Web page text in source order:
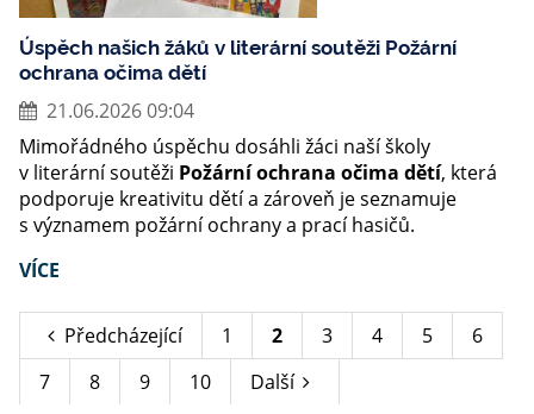
Úspěch našich žáků v literární soutěži Požární
ochrana očima dětí
21.06.2026 09:04
Mimořádného úspěchu dosáhli žáci naší školy
v literární soutěži Požární ochrana očima dětí, která
podporuje kreativitu dětí a zároveň je seznamuje
s významem požární ochrany a prací hasičů.
VÍCE
Předcházející 1 2 3 4 5
6
7
8 9 10
Další